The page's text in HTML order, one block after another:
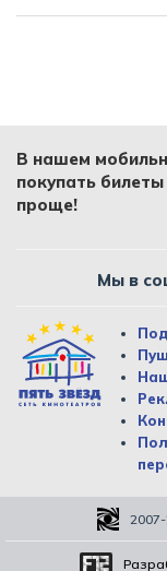
В нашем
покупать
проще!
Мы в